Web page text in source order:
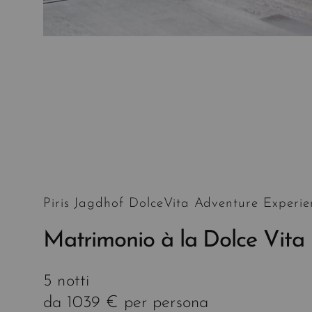
Piris Jagdhof DolceVita Adventure
Matrimonio à la Dolce Vita
5 notti
da 1039 € per persona